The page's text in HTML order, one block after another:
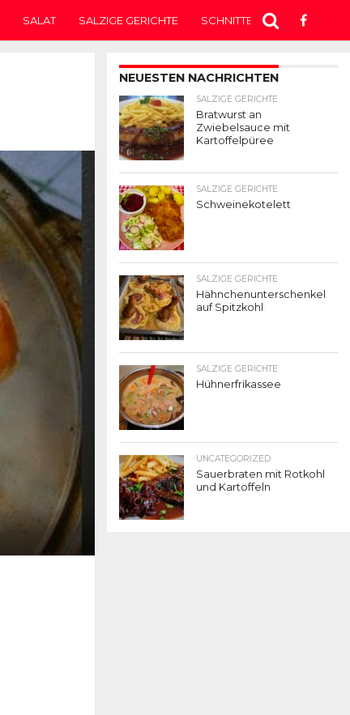
SALAT SALZIGE GERICHTE SCHNITTEN SUPPE
NEUESTEN NACHRICHTEN
SALZIGE GERICHTE
Bratwurst an
Zwiebelsauce mit
Kartoffelpüree
SALZIGE GERICHTE
Schweinekotelett
SALZIGE GERICHTE
Hähnchenunterschenkel
auf Spitzkohl
SALZIGE GERICHTE
Hühnerfrikassee
UNCATEGORIZED
Sauerbraten mit Rotkohl
und Kartoffeln